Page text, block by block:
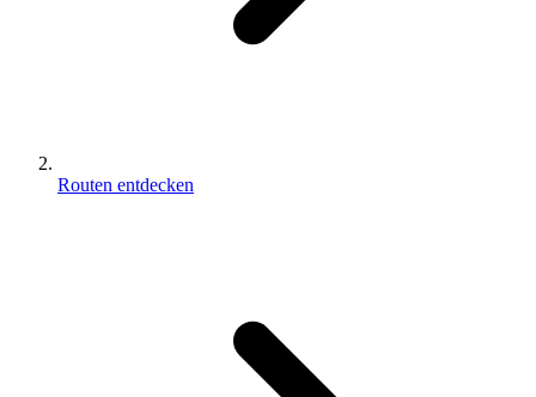
Routen entdecken